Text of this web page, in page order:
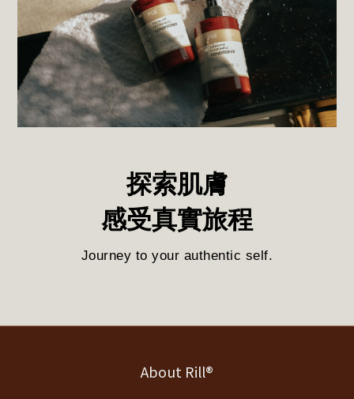
探索肌膚
感受真實旅程
Journey to your authentic self.
About Rill®